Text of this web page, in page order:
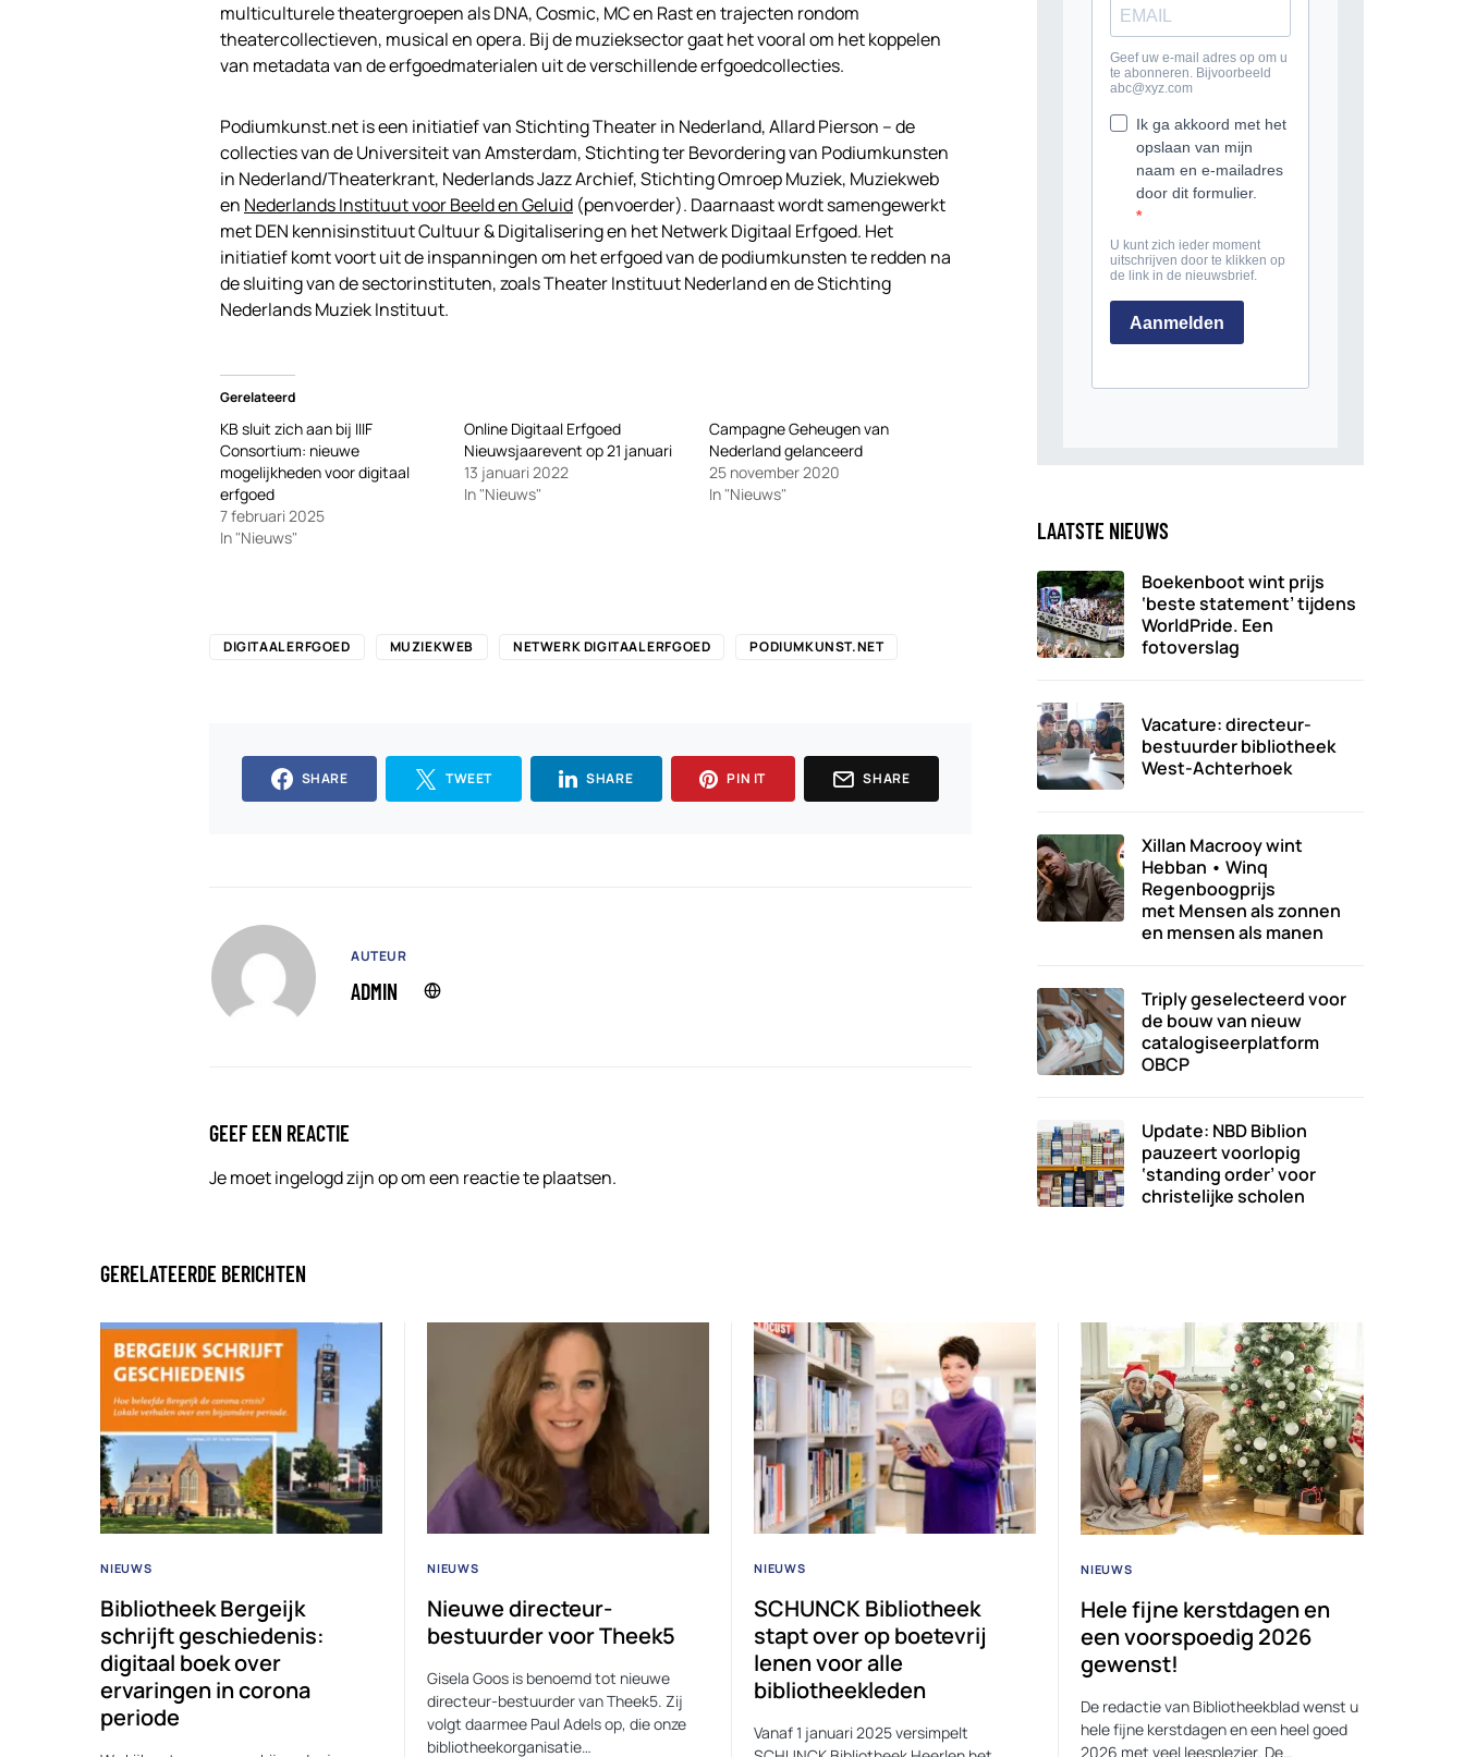
multiculturele theatergroepen als DNA, Cosmic, MC en Rast en trajecten rondom
theatercollectieven, musical en opera. Bij de muzieksector gaat het vooral om het koppelen
van metadata van de erfgoedmaterialen uit de verschillende erfgoedcollecties.
Podiumkunst.net is een initiatief van Stichting Theater in Nederland, Allard Pierson – de
collecties van de Universiteit van Amsterdam, Stichting ter Bevordering van Podiumkunsten
in Nederland/Theaterkrant, Nederlands Jazz Archief, Stichting Omroep Muziek, Muziekweb
en Nederlands Instituut voor Beeld en Geluid (penvoerder). Daarnaast wordt samengewerkt
met DEN kennisinstituut Cultuur & Digitalisering en het Netwerk Digitaal Erfgoed. Het
initiatief komt voort uit de inspanningen om het erfgoed van de podiumkunsten te redden na
de sluiting van de sectorinstituten, zoals Theater Instituut Nederland en de Stichting
Nederlands Muziek Instituut.
Gerelateerd
KB sluit zich aan bij IIIF
Consortium: nieuwe
mogelijkheden voor digitaal
erfgoed
7 februari 2025
In "Nieuws"
Online Digitaal Erfgoed
Nieuwsjaarevent op 21 januari
13 januari 2022
In "Nieuws"
Campagne Geheugen van
Nederland gelanceerd
25 november 2020
In "Nieuws"
DIGITAAL ERFGOED MUZIEKWEB NETWERK DIGITAAL ERFGOED PODIUMKUNST.NET
SHARE TWEET SHARE PIN IT SHARE
AUTEUR
ADMIN
GEEF EEN REACTIE
Je moetingelogd zijn opom een reactie te plaatsen.
LAATSTE NIEUWS
Boekenboot wint prijs
‘beste statement’ tijdens
WorldPride. Een
fotoverslag
Vacature: directeur-
bestuurder bibliotheek
West-Achterhoek
Xillan Macrooy wint
Hebban • Winq
Regenboogprijs
met Mensen als zonnen
en mensen als manen
Triply geselecteerd voor
de bouw van nieuw
catalogiseerplatform
OBCP
Update: NBD Biblion
pauzeert voorlopig
‘standing order’ voor
christelijke scholen
GERELATEERDE BERICHTEN
NIEUWS
Bibliotheek Bergeijk
schrijft geschiedenis:
digitaal boek over
ervaringen in corona
periode
NIEUWS
Nieuwe directeur-
bestuurder voor Theek5
Gisela Goos is benoemd tot nieuwe
directeur-bestuurder van Theek5. Zij
volgt daarmee Paul Adels op, die onze
bibliotheekorganisatie…
NIEUWS
SCHUNCK Bibliotheek
stapt over op boetevrij
lenen voor alle
bibliotheekleden
Vanaf 1 januari 2025 versimpelt
NIEUWS
Hele fijne kerstdagen en
een voorspoedig 2026
gewenst!
De redactie van Bibliotheekblad wenst u
hele fijne kerstdagen en een heel goed
2026 met veel leesplezier. De…